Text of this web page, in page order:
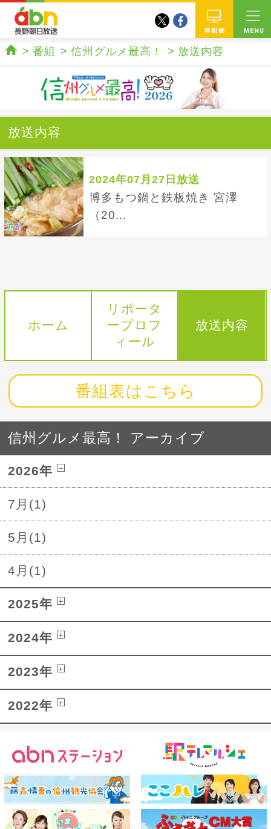
twitterfacebook
番組 信州グルメ最高！ 放送内容
放送内容
2024年07月27日放送
博多もつ鍋と鉄板焼き 宮澤
（20...
ホーム
リポータ
ープロフ
ィール
放送内容
番組表はこちら
信州グルメ最高！ アーカイブ
2026年
7月(1)
5月(1)
4月(1)
2025年
2024年
2023年
2022年